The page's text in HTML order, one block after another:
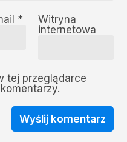
*
Witryna
internetowa
tej przeglądarce